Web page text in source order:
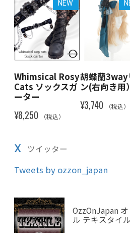
NEW
Whimsical Rosy
Cats ソックスガ
ーター
¥8,250 （税込）
胡蝶蘭3way
ン(右向き用）
¥3,740 （税込）
X ツイッター
Tweets by ozzon_japan
OzzOnJapan
ル テキスタイ